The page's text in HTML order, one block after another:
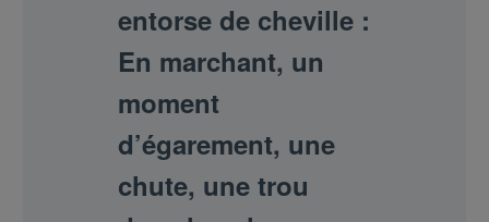
entorse de cheville :
En marchant, un
moment
d’égarement, une
chute, une trou